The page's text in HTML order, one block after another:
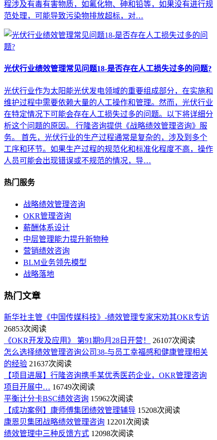
程涉及有毒有害物质，如氟化物、砷和铅等，如果没有进行规
范处理，可能导致污染物排放超标，对…
光伏行业绩效管理常见问题18-是否存在人工损失过多的问题?
光伏行业作为太阳能光伏发电领域的重要组成部分，在实施和
维护过程中需要依赖大量的人工操作和管理。然而，光伏行业
在特定情况下可能会存在人工损失过多的问题。以下将详细分
析这个问题的原因。 行隆咨询提供《战略绩效管理咨询》服
务。 首先，光伏行业的生产过程通常是复杂的，涉及到多个
工序和环节。如果生产过程的规范化和标准化程度不高，操作
人员可能会出现错误或不规范的情况，导…
热门服务
战略绩效管理咨询
OKR管理咨询
薪酬体系设计
中层管理能力提升新物种
营销绩效咨询
BLM业务领先模型
战略落地
热门文章
新华社主管《中国传媒科技》-绩效管理专家宋劝其OKR专访
26853次阅读
《OKR开发及应用》 第91期9月28日开营！
26107次阅读
怎么选择绩效管理咨询公司38-与员工幸福感和健康管理相关
的经验 21637次阅读
【项目进展】行隆咨询携手某优秀医药企业，OKR管理咨询
项目开展中… 16749次阅读
平衡计分卡BSC绩效咨询 15962次阅读
【成功案例】康师傅集团绩效管理辅导 15208次阅读
康恩贝集团战略绩效管理咨询 12201次阅读
绩效管理中三种反馈方式 12098次阅读